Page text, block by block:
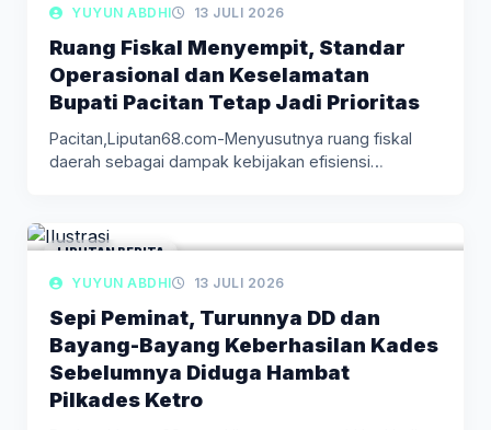
LIPUTAN BERITA
YUYUN ABDHI 13 JULI 2026
Ruang Fiskal Menyempit, Standar
Operasional dan Keselamatan
Bupati Pacitan Tetap Jadi Prioritas
Pacitan,Liputan68.com-Menyusutnya ruang fiskal
daerah sebagai dampak kebijakan efisiensi
LIPUTAN BERITA
YUYUN ABDHI 13 JULI 2026
Sepi Peminat, Turunnya DD dan
Bayang-Bayang Keberhasilan Kades
Sebelumnya Diduga Hambat
Pilkades Ketro